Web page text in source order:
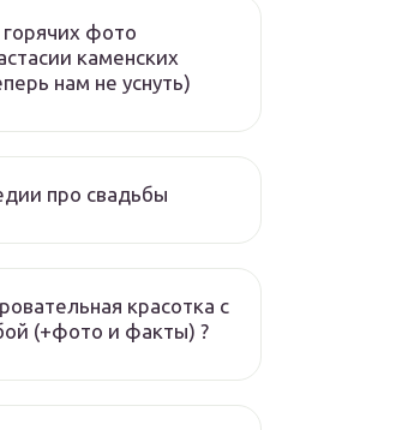
горячих фото
каменских
нам не уснуть)
про свадьбы
красотка с
(+фото и факты) ?